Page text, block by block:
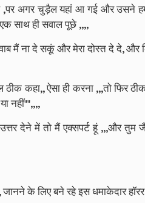
है ,पर अगर चुड़ैल यहां आ गई और उसने
साथ ही सवाल पूछे ,,,,
मैं ना दे सकूं और मेरा दोस्त दे दे, और
कहा,, ऐसा ही करना ,,,तो फिर
नहीं"",,,,
देने में तो मैं एक्सपर्ट हूं ,,,और
के लिए बने रहे इस धमाकेदार